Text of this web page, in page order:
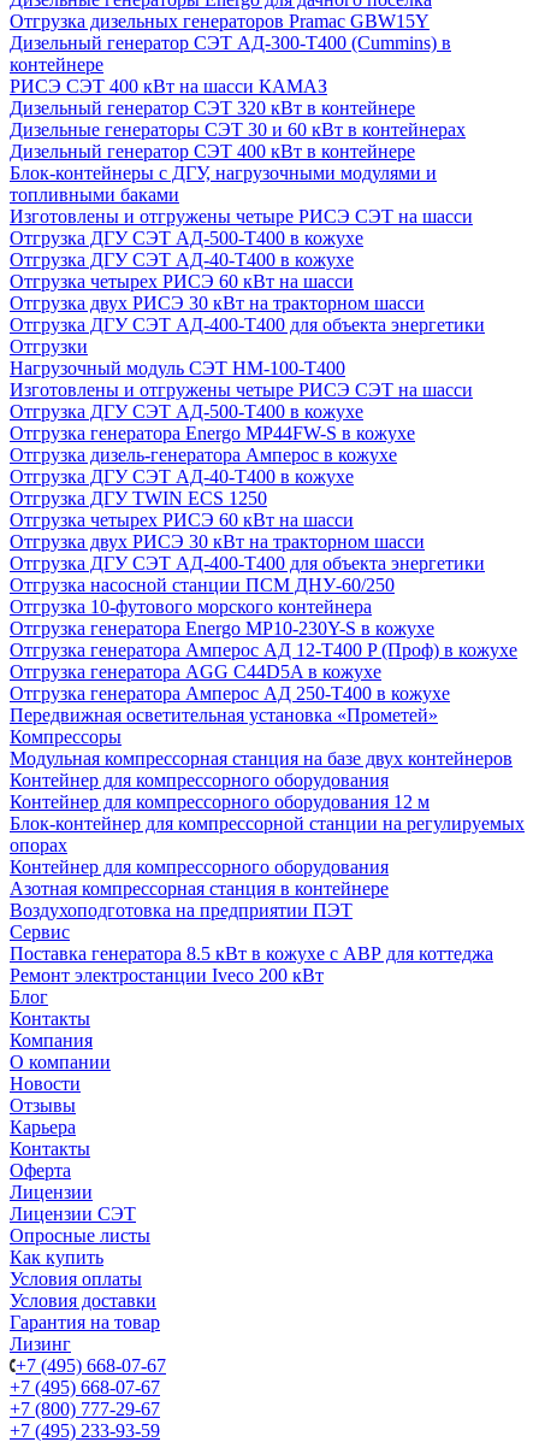
Отгрузка дизельных генераторов Pramac GВW15Y
Дизельный генератор СЭТ АД-300-Т400 (Cummins) в
контейнере
РИСЭ СЭТ 400 кВт на шасси КАМАЗ
Дизельный генератор СЭТ 320 кВт в контейнере
Дизельные генераторы СЭТ 30 и 60 кВт в контейнерах
Дизельный генератор СЭТ 400 кВт в контейнере
Блок-контейнеры с ДГУ, нагрузочными модулями и
топливными баками
Изготовлены и отгружены четыре РИСЭ СЭТ на шасси
Отгрузка ДГУ СЭТ АД-500-Т400 в кожухе
Отгрузка ДГУ СЭТ АД-40-Т400 в кожухе
Отгрузка четырех РИСЭ 60 кВт на шасси
Отгрузка двух РИСЭ 30 кВт на тракторном шасси
Отгрузка ДГУ СЭТ АД-400-Т400 для объекта энергетики
Отгрузки
Нагрузочный модуль СЭТ НМ-100-Т400
Изготовлены и отгружены четыре РИСЭ СЭТ на шасси
Отгрузка ДГУ СЭТ АД-500-Т400 в кожухе
Отгрузка генератора Energo MP44FW-S в кожухе
Отгрузка дизель-генератора Амперос в кожухе
Отгрузка ДГУ СЭТ АД-40-Т400 в кожухе
Отгрузка ДГУ TWIN ECS 1250
Отгрузка четырех РИСЭ 60 кВт на шасси
Отгрузка двух РИСЭ 30 кВт на тракторном шасси
Отгрузка ДГУ СЭТ АД-400-Т400 для объекта энергетики
Отгрузка насосной станции ПСМ ДНУ-60/250
Отгрузка 10-футового морского контейнера
Отгрузка генератора Energo MP10-230Y-S в кожухе
Отгрузка генератора Амперос АД 12-Т400 P (Проф) в кожухе
Отгрузка генератора AGG C44D5A в кожухе
Отгрузка генератора Амперос АД 250-Т400 в кожухе
Передвижная осветительная установка «Прометей»
Компрессоры
Модульная компрессорная станция на базе двух контейнеров
Контейнер для компрессорного оборудования
Контейнер для компрессорного оборудования 12 м
Блок-контейнер для компрессорной станции на регулируемых
опорах
Контейнер для компрессорного оборудования
Азотная компрессорная станция в контейнере
Воздухоподготовка на предприятии ПЭТ
Сервис
Поставка генератора 8.5 кВт в кожухе с АВР для коттеджа
Ремонт электростанции Iveco 200 кВт
Блог
Контакты
Компания
О компании
Новости
Отзывы
Карьера
Контакты
Оферта
Лицензии
Лицензии СЭТ
Опросные листы
Как купить
Условия оплаты
Условия доставки
Гарантия на товар
Лизинг
+7 (495) 668-07-67
+7 (495) 668-07-67
+7 (800) 777-29-67
+7 (495) 233-93-59